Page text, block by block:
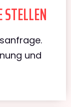
und